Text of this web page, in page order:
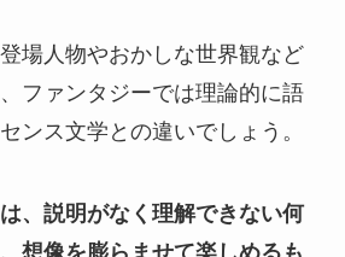
場人物やおかしな世界観など
ファンタジーでは理論的に語
ンス文学との違いでしょう。
、説明がなく理解できない何